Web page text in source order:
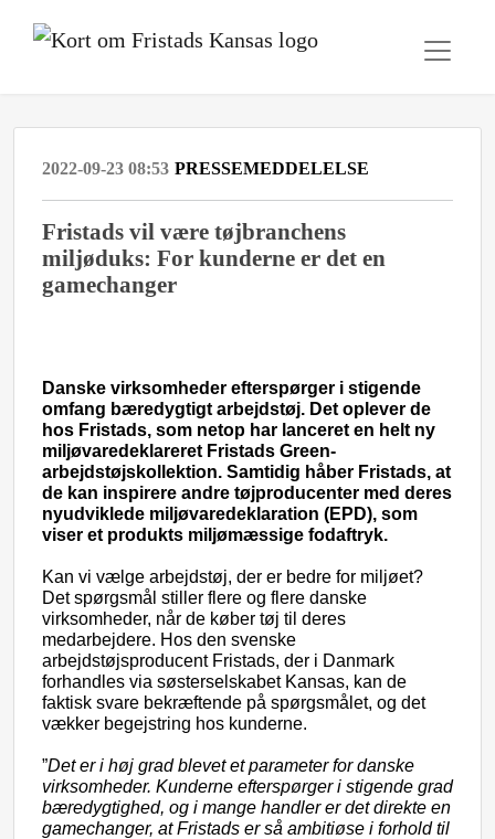
2022-09-23 08:53 PRESSEMEDDELELSE
Fristads vil være tøjbranchens
miljøduks: For kunderne er det en
gamechanger
Danske virksomheder efterspørger i stigende
omfang bæredygtigt arbejdstøj. Det oplever de
hos Fristads, som netop har lanceret en helt ny
miljøvaredeklareret Fristads Green-
arbejdstøjskollektion. Samtidig håber Fristads, at
de kan inspirere andre tøjproducenter med deres
nyudviklede miljøvaredeklaration (EPD), som
viser et produkts miljømæssige fodaftryk.
Kan vi vælge arbejdstøj, der er bedre for miljøet?
Det spørgsmål stiller flere og flere danske
virksomheder, når de køber tøj til deres
medarbejdere. Hos den svenske
arbejdstøjsproducent Fristads, der i Danmark
forhandles via søsterselskabet Kansas, kan de
faktisk svare bekræftende på spørgsmålet, og det
vækker begejstring hos kunderne.
”Det er i høj grad blevet et parameter for danske
virksomheder. Kunderne efterspørger i stigende grad
bæredygtighed, og i mange handler er det direkte en
gamechanger, at Fristads er så ambitiøse i forhold til